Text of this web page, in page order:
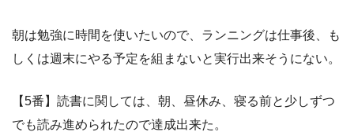
朝は勉強に時間を使いたいので、ランニングは仕事後、も
しくは週末にやる予定を組まないと実行出来そうにない。
【5番】読書に関しては、朝、昼休み、寝る前と少しずつ
でも読み進められたので達成出来た。